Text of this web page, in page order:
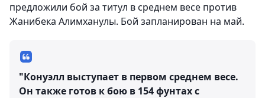
предложили бой за титул в среднем весе против
Жанибека Алимханулы. Бой запланирован на май.
"Конуэлл выступает в первом среднем весе.
Он также готов к бою в 154 фунтах с